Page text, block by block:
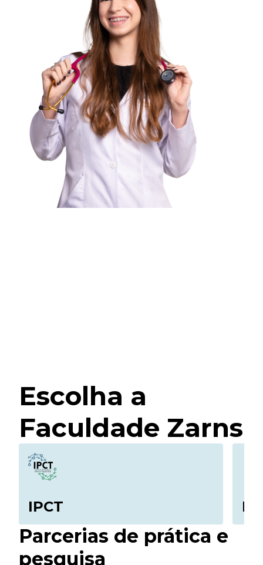
Escolha a
Faculdade Zarns
IPCT
Parcerias de prática e
pesquisa